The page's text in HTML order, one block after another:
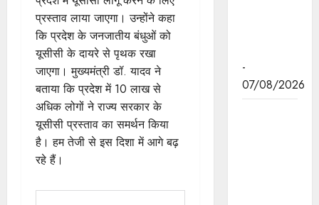
प्रस्ताव लाया जाएगा। उन्होंने कहा
कि प्रदेश के जनजातीय बंधुओं को
यूसीसी के दायरे से पृथक रखा
जाएगा। मुख्यमंत्री डॉ. यादव ने
बताया कि प्रदेश में 10 लाख से
अधिक लोगों ने राज्य सरकार के
यूसीसी प्रस्ताव का समर्थन किया
है। हम तेजी से इस दिशा में आगे बढ़
रहे हैं।
-
07/08/2026